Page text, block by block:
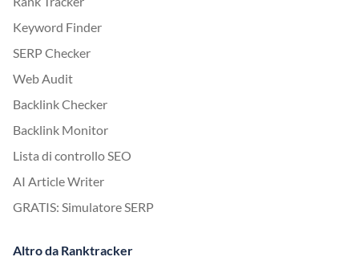
Keyword Finder
SERP Checker
Web Audit
Backlink Checker
Backlink Monitor
Lista di controllo SEO
AI Article Writer
GRATIS: Simulatore SERP
Altro da Ranktracker